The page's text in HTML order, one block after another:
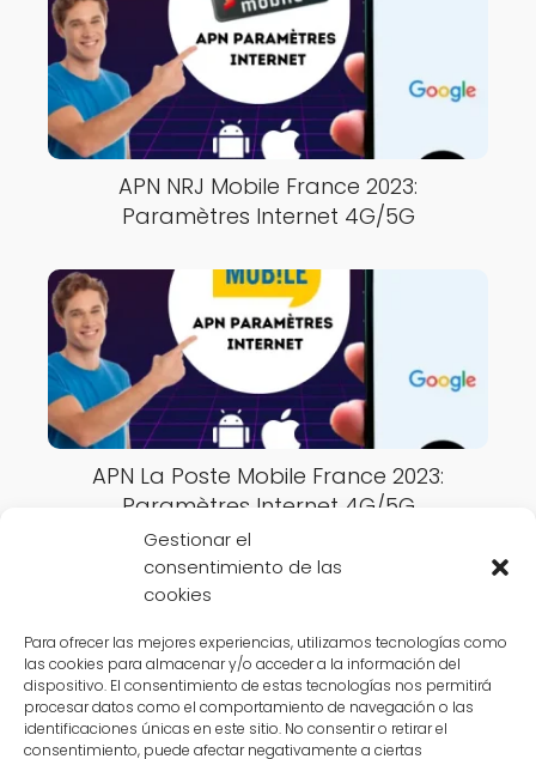
Gestionar el
consentimiento de las
cookies
Para ofrecer las mejores experiencias, utilizamos tecnologías como
las cookies para almacenar y/o acceder a la información del
dispositivo. El consentimiento de estas tecnologías nos permitirá
procesar datos como el comportamiento de navegación o las
identificaciones únicas en este sitio. No consentir o retirar el
consentimiento, puede afectar negativamente a ciertas
APN NRJ Mobile France 2023:
Paramètres Internet 4G/5G
APN La Poste Mobile France 2023:
Paramètres Internet 4G/5G
APN Settings Online France Internet
APN Syma Mobile France
2023: Paramètres Internet 4G/5G